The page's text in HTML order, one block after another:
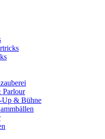
Parlour
Up & Bühne